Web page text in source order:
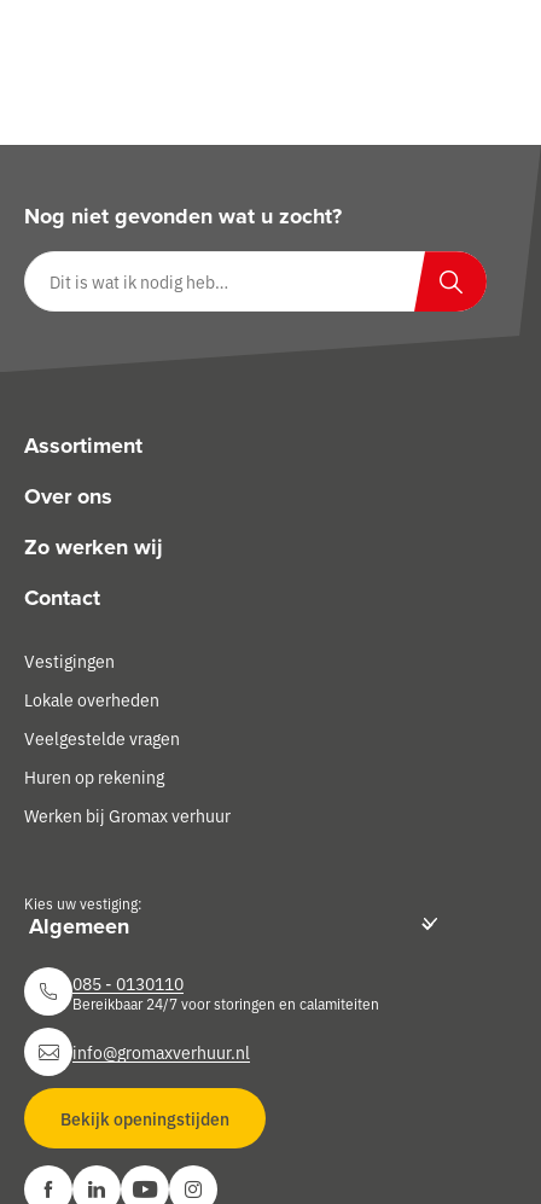
Nog niet gevonden wat u zocht?
Zoeken op website
Zoeken
Assortiment
Over ons
Zo werken wij
Contact
Vestigingen
Lokale overheden
Veelgestelde vragen
Huren op rekening
Werken bij Gromax verhuur
Kies uw vestiging:
085 - 0130110
Bereikbaar 24/7 voor storingen en calamiteiten
info@gromaxverhuur.nl
Bekijk openingstijden